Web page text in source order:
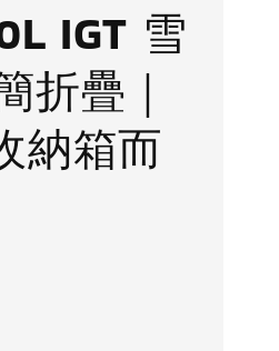
IGT 雪
折疊｜
納箱而